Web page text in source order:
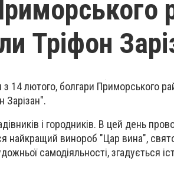
Тріфон
14 лютого, болгари Приморського
Зарізан".
і городників. В цей день
найкращий винороб "Цар вина",
самодіяльності, згадується